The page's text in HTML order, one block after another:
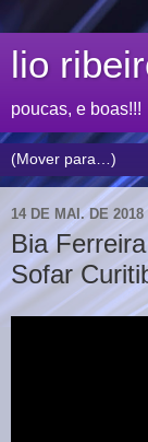
lio
poucas, e boas!!!
14 DE MAI. DE 2018
Bia
Sofar